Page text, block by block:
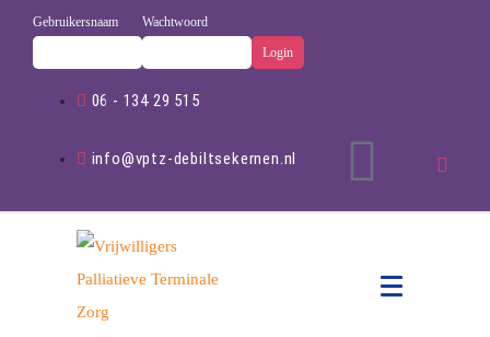
Gebruikersnaam Wachtwoord
06 - 134 29 515
info@vptz-debiltsekernen.nl